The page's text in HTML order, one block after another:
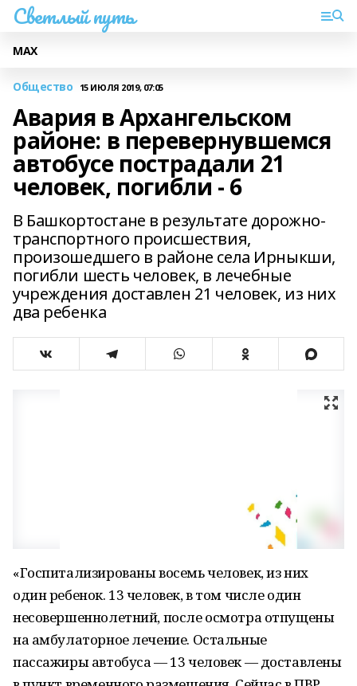
Светлый путь
МАХ
Общество 15 ИЮЛЯ 2019, 07:05
Авария в Архангельском
районе: в перевернувшемся
автобусе пострадали 21
человек, погибли - 6
В Башкортостане в результате дорожно-
транспортного происшествия,
произошедшего в районе села Ирныкши,
погибли шесть человек, в лечебные
учреждения доставлен 21 человек, из них
два ребенка
«Госпитализированы восемь человек, из них
один ребенок. 13 человек, в том числе один
несовершеннолетний, после осмотра отпущены
на амбулаторное лечение. Остальные
пассажиры автобуса — 13 человек — доставлены